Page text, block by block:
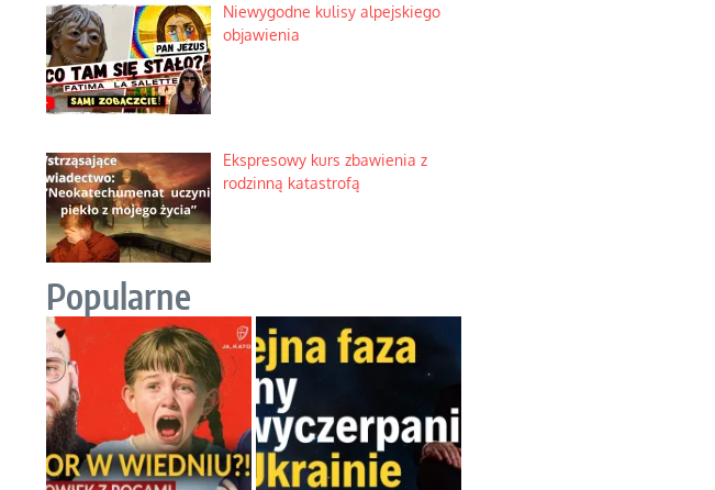
Niewygodne kulisy alpejskiego
objawienia
Ekspresowy kurs zbawienia z
rodzinną katastrofą
Popularne